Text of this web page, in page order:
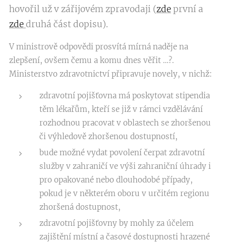
hovořil už v zářijovém zpravodaji (zdeprvní a
zde druhá část dopisu).
V ministrově odpovědi prosvítá mírná naděje na
zlepšení, ovšem čemu a komu dnes věřit …?.
Ministerstvo zdravotnictví připravuje novely, v nichž:
zdravotní pojišťovna má poskytovat stipendia
těm lékařům, kteří se již v rámci vzdělávání
rozhodnou pracovat v oblastech se zhoršenou
či výhledově zhoršenou dostupností,
bude možné vydat povolení čerpat zdravotní
služby v zahraničí ve výši zahraniční úhrady i
pro opakované nebo dlouhodobé případy,
pokud je v některém oboru v určitém regionu
zhoršená dostupnost,
zdravotní pojišťovny by mohly za účelem
zajištění místní a časové dostupnosti hrazené